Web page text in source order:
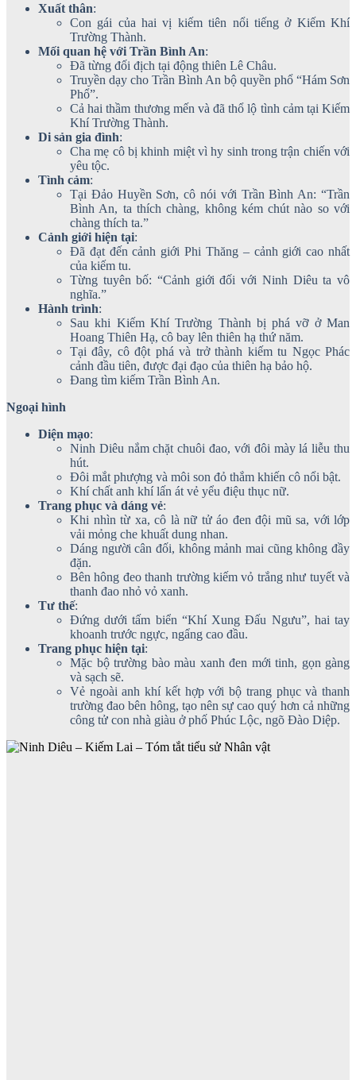
Xuất thân:
Con gái của hai vị kiếm tiên nổi tiếng ở Kiếm Khí
Trường Thành.
Mối quan hệ với Trần Bình An:
Đã từng đối địch tại động thiên Lê Châu.
Truyền dạy cho Trần Bình An bộ quyền phổ “Hám Sơn
Phổ”.
Cả hai thầm thương mến và đã thổ lộ tình cảm tại Kiếm
Khí Trường Thành.
Di sản gia đình:
Cha mẹ cô bị khinh miệt vì hy sinh trong trận chiến với
yêu tộc.
Tình cảm:
Tại Đảo Huyền Sơn, cô nói với Trần Bình An: “Trần
Bình An, ta thích chàng, không kém chút nào so với
chàng thích ta.”
Cảnh giới hiện tại:
Đã đạt đến cảnh giới Phi Thăng – cảnh giới cao nhất
của kiếm tu.
Từng tuyên bố: “Cảnh giới đối với Ninh Diêu ta vô
nghĩa.”
Hành trình:
Sau khi Kiếm Khí Trường Thành bị phá vỡ ở Man
Hoang Thiên Hạ, cô bay lên thiên hạ thứ năm.
Tại đây, cô đột phá và trở thành kiếm tu Ngọc Phác
cảnh đầu tiên, được đại đạo của thiên hạ bảo hộ.
Đang tìm kiếm Trần Bình An.
Ngoại hình
Diện mạo:
Ninh Diêu nắm chặt chuôi đao, với đôi mày lá liễu thu
hút.
Đôi mắt phượng và môi son đỏ thắm khiến cô nổi bật.
Khí chất anh khí lấn át vẻ yểu điệu thục nữ.
Trang phục và dáng vẻ:
Khi nhìn từ xa, cô là nữ tử áo đen đội mũ sa, với lớp
vải mỏng che khuất dung nhan.
Dáng người cân đối, không mảnh mai cũng không đầy
đặn.
Bên hông đeo thanh trường kiếm vỏ trắng như tuyết và
thanh đao nhỏ vỏ xanh.
Tư thế:
Đứng dưới tấm biển “Khí Xung Đấu Ngưu”, hai tay
khoanh trước ngực, ngẩng cao đầu.
Trang phục hiện tại:
Mặc bộ trường bào màu xanh đen mới tinh, gọn gàng
và sạch sẽ.
Vẻ ngoài anh khí kết hợp với bộ trang phục và thanh
trường đao bên hông, tạo nên sự cao quý hơn cả những
công tử con nhà giàu ở phố Phúc Lộc, ngõ Đào Diệp.